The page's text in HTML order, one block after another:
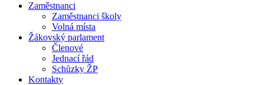
Zaměstnanci
Zaměstnanci školy
Volná místa
Žákovský parlament
Členové
Jednací řád
Schůzky ŽP
Kontakty